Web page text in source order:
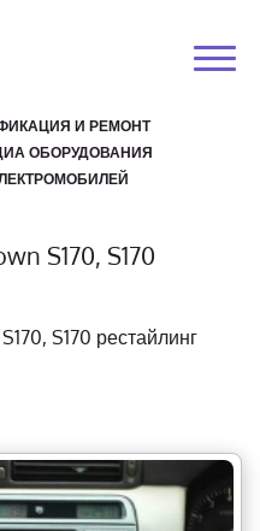
И РЕМОНТ
ОБОРУДОВАНИЯ
S170, S170
S170, S170 рестайлинг